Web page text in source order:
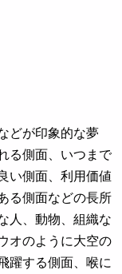
どが印象的な夢
る側面、いつまで
い側面、利用価値
る側面などの長所
人、動物、組織な
オのように大空の
躍する側面、喉に